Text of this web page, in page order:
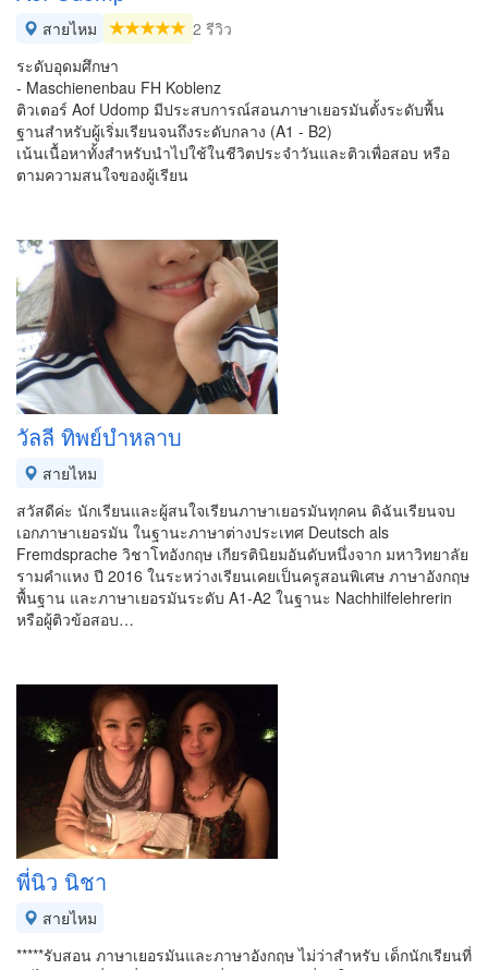
สายไหม
2 รีวิว
ระดับอุดมศึกษา
- Maschienenbau FH Koblenz
ติวเตอร์ Aof Udomp มีประสบการณ์สอนภาษาเยอรมันตั้งระดับพื้น
ฐานสำหรับผู้เริ่มเรียนจนถึงระดับกลาง (A1 - B2)
เน้นเนื้อหาทั้งสำหรับนำไปใช้ในชีวิตประจำวันและติวเพื่อสอบ หรือ
ตามความสนใจของผู้เรียน
วัลลี ทิพย์บำหลาบ
สายไหม
สวัสดีค่ะ นักเรียนและผู้สนใจเรียนภาษาเยอรมันทุกคน ดิฉันเรียนจบ
เอกภาษาเยอรมัน ในฐานะภาษาต่างประเทศ Deutsch als
Fremdsprache วิชาโทอังกฤษ เกียรตินิยมอันดับหนึ่งจาก มหาวิทยาลัย
รามคำแหง ปี 2016 ในระหว่างเรียนเคยเป็นครูสอนพิเศษ ภาษาอังกฤษ
พื้นฐาน และภาษาเยอรมันระดับ A1-A2 ในฐานะ Nachhilfelehrerin
หรือผู้ติวข้อสอบ…
พี่นิว นิชา
สายไหม
*****รับสอน ภาษาเยอรมันและภาษาอังกฤษ ไม่ว่าสำหรับ เด็กนักเรียนที่